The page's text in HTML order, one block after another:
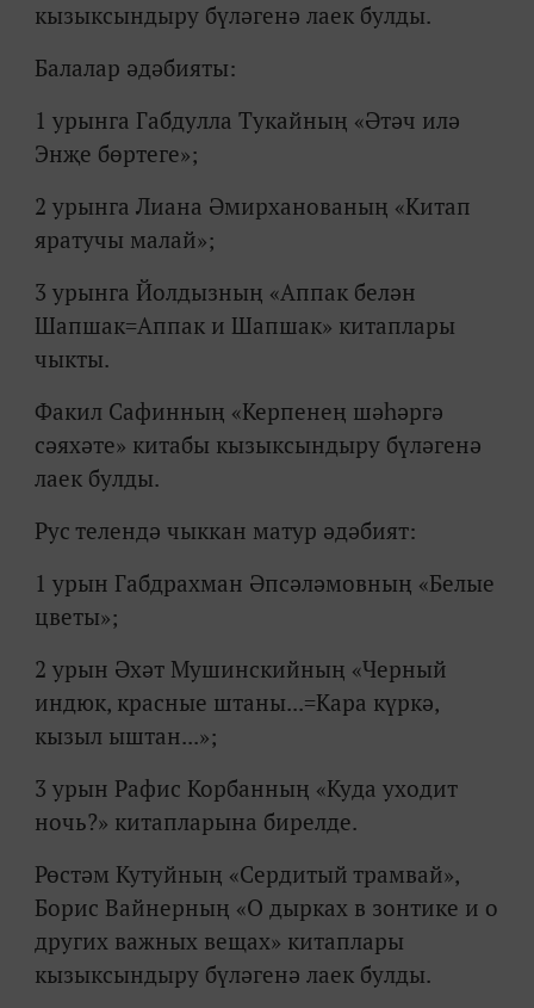
кызыксындыру бүләгенә лаек булды.
Балалар әдәбияты:
1 урынга Габдулла Тукайның «Әтәч илә
Энҗе бөртеге»;
2 урынга Лиана Әмирханованың «Китап
яратучы малай»;
3 урынга Йолдызның «Аппак белән
Шапшак=Аппак и Шапшак» китаплары
чыкты.
Факил Сафинның «Керпенең шәһәргә
сәяхәте» китабы кызыксындыру бүләгенә
лаек булды.
Рус телендә чыккан матур әдәбият:
1 урын Габдрахман Әпсәләмовның «Белые
цветы»;
2 урын Әхәт Мушинскийның «Черный
индюк, красные штаны...=Кара күркә,
кызыл ыштан...»;
3 урын Рафис Корбанның «Куда уходит
ночь?» китапларына бирелде.
Рөстәм Кутуйның «Сердитый трамвай»,
Борис Вайнерның «О дырках в зонтике и о
других важных вещах» китаплары
кызыксындыру бүләгенә лаек булды.